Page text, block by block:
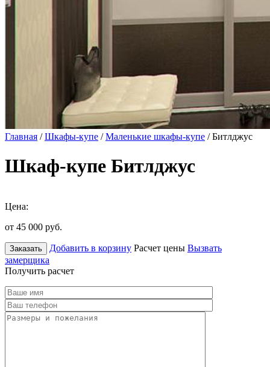
Главная /Шкафы-купе /Маленькие шкафы-купе / Битлджус
Шкаф-купе Битлджус
Цена:
от 45 000 руб.
Заказать Добавить в корзину Расчет цены Вызвать
замерщика
Получить расчет